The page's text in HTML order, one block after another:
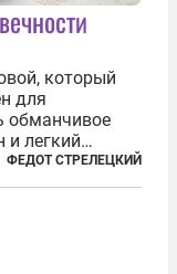
который
для
обманчивое
и легкий
—
рассказов,
ФЕДОТ СТРЕЛЕЦКИЙ